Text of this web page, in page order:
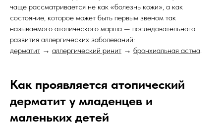
чаще рассматривается не как «болезнь кожи», а как
состояние, которое может быть первым звеном так
называемого атопического марша — последовательного
развития аллергических заболеваний:
дерматит → аллергический ринит → бронхиальная астма.
Как проявляется атопический
дерматит у младенцев и
маленьких детей